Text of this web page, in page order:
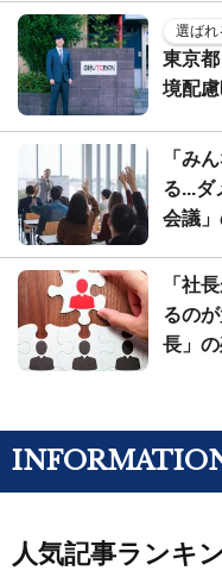
選ばれ
東京
境配
「み
る...ダ
会議
「社
るの
長」
人気記事ランキ